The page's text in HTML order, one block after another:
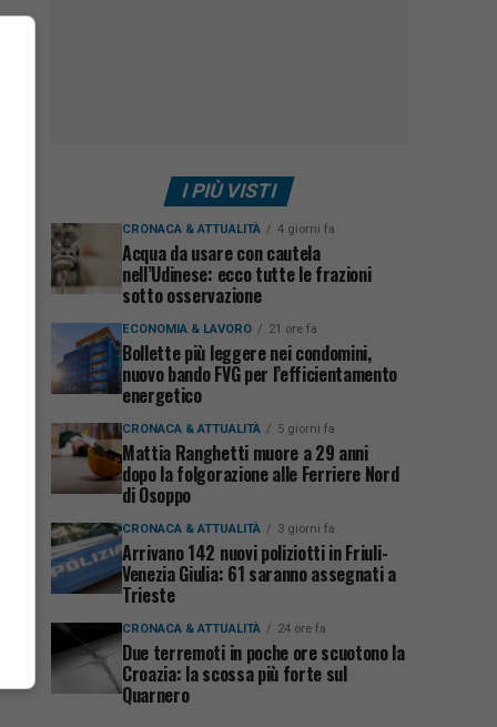
I PIÙ VISTI
CRONACA & ATTUALITÀ 4 giorni fa
Acqua da usare con cautela
nell’Udinese: ecco tutte le frazioni
sotto osservazione
ECONOMIA & LAVORO 21 ore fa
Bollette più leggere nei condomini,
nuovo bando FVG per l’efficientamento
energetico
CRONACA & ATTUALITÀ 5 giorni fa
Mattia Ranghetti muore a 29 anni
dopo la folgorazione alle Ferriere Nord
di Osoppo
CRONACA & ATTUALITÀ 3 giorni fa
Arrivano 142 nuovi poliziotti in Friuli-
Venezia Giulia: 61 saranno assegnati a
Trieste
CRONACA & ATTUALITÀ 24 ore fa
Due terremoti in poche ore scuotono la
Croazia: la scossa più forte sul
Quarnero